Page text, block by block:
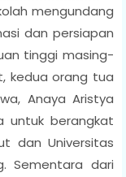
mengundang
dan persiapan
tinggi masing-
kedua orang tua
Anaya Aristya
untuk berangkat
dan Universitas
Sementara dari